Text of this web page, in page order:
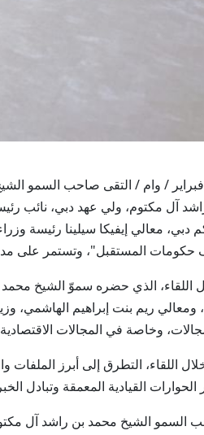
دبي في 2 فبراير / وام / التقى صاحب
آل مكتوم، ولي عهد دبي، نائب
المستقبل"، وتستمر على مدى
اللقاء، الذي حضره سموّ الشيخ محمد
ومعالي ريم بنت إبراهيم الهاشمي،
وخاصة في المجالات الاقتصادية
الحوارات القيادية المعمقة وتبادل